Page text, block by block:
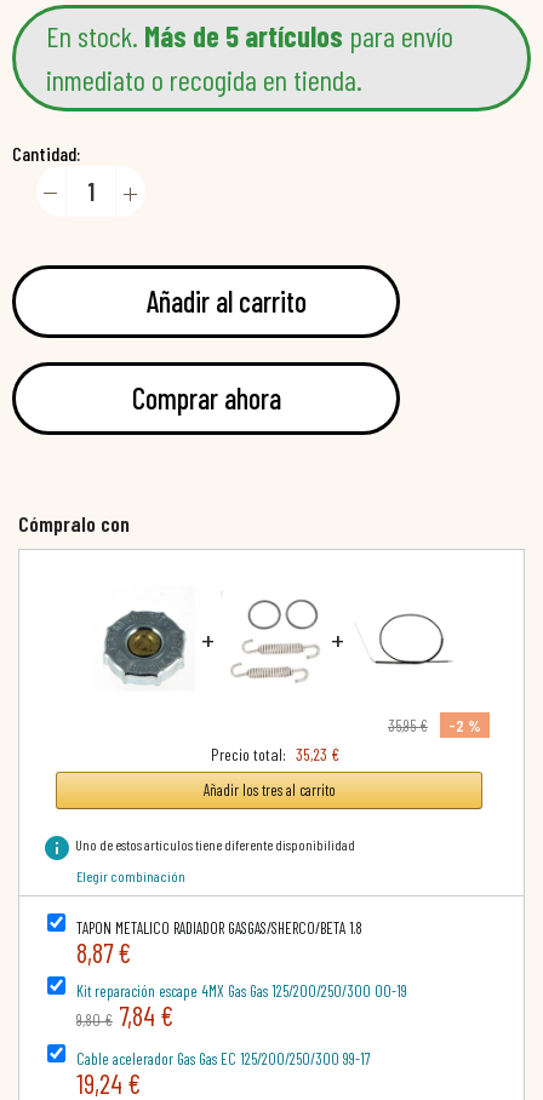
En stock. Más de 5 artículos para envío
inmediato o recogida en tienda.
Cantidad:
Añadir al carrito
Comprar ahora
Cómpralo con
+ +
35,95 €
-2 %
Precio total: 35,23 €
Añadir los tres al carrito
info Uno de estos artículos tiene diferente disponibilidad
Elegir combinación
TAPON METALICO RADIADOR GASGAS/SHERCO/BETA 1.8
8,87 €
Kit reparación escape 4MX Gas Gas 125/200/250/300 00-19
9,80 € 7,84 €
Cable acelerador Gas Gas EC 125/200/250/300 99-17
19,24 €